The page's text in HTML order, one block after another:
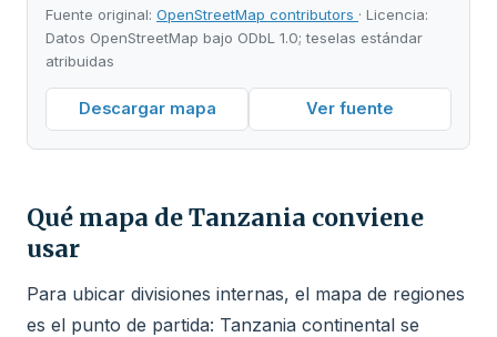
Fuente original: OpenStreetMap contributors · Licencia:
Datos OpenStreetMap bajo ODbL 1.0; teselas estándar
atribuidas
Descargar mapa Ver fuente
Qué mapa de Tanzania conviene
usar
Para ubicar divisiones internas, el mapa de regiones
es el punto de partida: Tanzania continental se